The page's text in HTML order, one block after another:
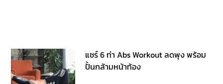
แชร์ 6 ท่า Abs Workout ลดพุง พร้อม
ปั้นกล้ามหน้าท้อง